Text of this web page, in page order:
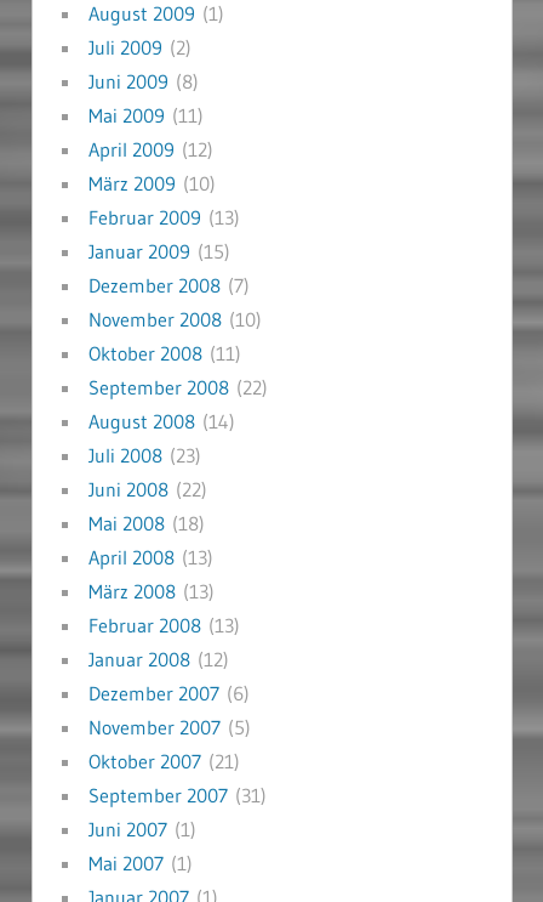
August 2009 (1)
Juli 2009 (2)
Juni 2009 (8)
Mai 2009 (11)
April 2009 (12)
März 2009 (10)
Februar 2009 (13)
Januar 2009 (15)
Dezember 2008(7)
November 2008(10)
Oktober 2008(11)
September 2008(22)
August 2008(14)
Juli 2008(23)
Juni 2008(22)
Mai 2008(18)
April 2008(13)
März 2008(13)
Februar 2008(13)
Januar 2008(12)
Dezember 2007(6)
November 2007(5)
Oktober 2007(21)
September 2007(31)
Juni 2007(1)
Mai 2007(1)